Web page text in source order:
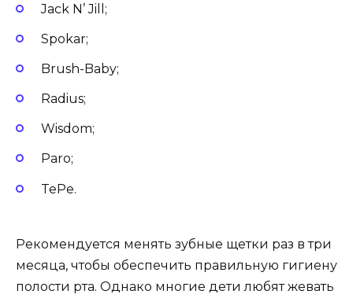
Jack N’ Jill;
Spokar;
Brush-Baby;
Radius;
Wisdom;
Paro;
TePe.
Рекомендуется менять зубные щетки раз в три
месяца, чтобы обеспечить правильную гигиену
полости рта. Однако многие дети любят жевать